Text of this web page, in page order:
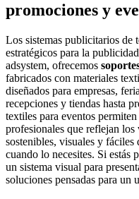
promociones y
Los sistemas publicitarios de
estratégicos para la
adsystem, ofrecemos
fabricados con materiales
diseñados para empresas,
recepciones y tiendas hasta
textiles para eventos
profesionales que reflejan
sostenibles, visuales y
cuando lo necesites. Si estás
un sistema visual para
soluciones pensadas para un